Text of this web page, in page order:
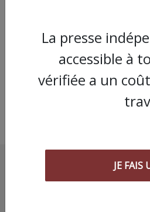
La presse
accessible à
vérifiée a un
JE FAIS